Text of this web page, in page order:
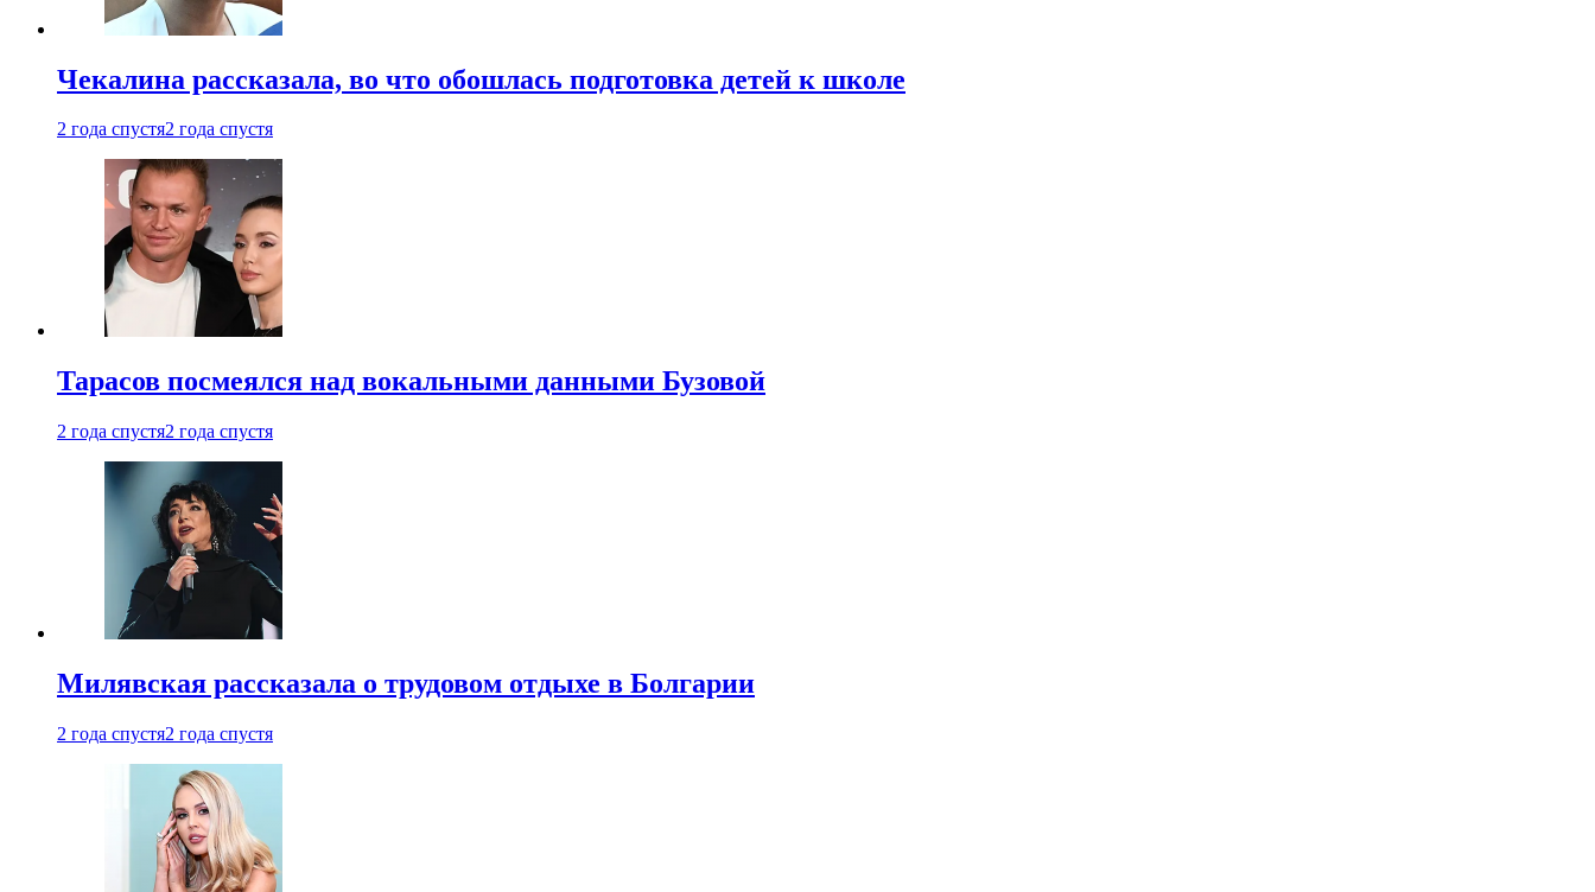
Чекалина рассказала, во что обошлась подготовка детей к школе
2 года спустя2 года спустя
Тарасов посмеялся над вокальными данными Бузовой
2 года спустя2 года спустя
Милявская рассказала о трудовом отдыхе в Болгарии
2 года спустя2 года спустя